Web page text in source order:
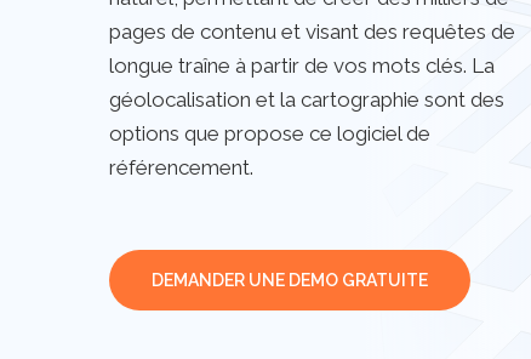
pages de contenu et visant des requêtes de
longue traîne à partir de vos mots clés. La
géolocalisation et la cartographie sont des
options que propose ce logiciel de
référencement.
DEMANDER UNE DEMO GRATUITE